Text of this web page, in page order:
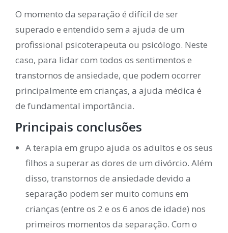
O momento da separação é difícil de ser
superado e entendido sem a ajuda de um
profissional psicoterapeuta ou psicólogo. Neste
caso, para lidar com todos os sentimentos e
transtornos de ansiedade, que podem ocorrer
principalmente em crianças, a ajuda médica é
de fundamental importância.
Principais conclusões
A terapia em grupo ajuda os adultos e os seus
filhos a superar as dores de um divórcio. Além
disso, transtornos de ansiedade devido a
separação podem ser muito comuns em
crianças (entre os 2 e os 6 anos de idade) nos
primeiros momentos da separação. Com o